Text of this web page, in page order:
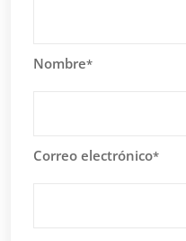
Nombre*
Correo electrónico*